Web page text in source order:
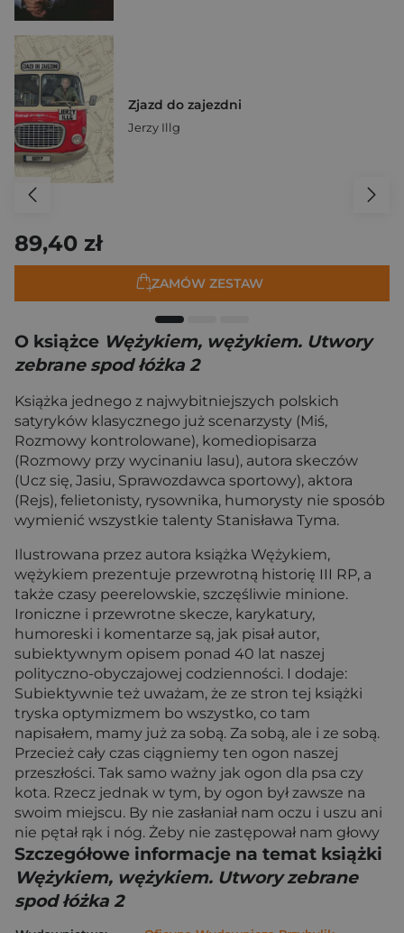
Zjazd do zajezdni
Jerzy Illg
89,40 zł
ZAMÓW ZESTAW
O książce Wężykiem, wężykiem. Utwory
zebrane spod łóżka 2
Książka jednego z najwybitniejszych polskich
satyryków klasycznego już scenarzysty (Miś,
Rozmowy kontrolowane), komediopisarza
(Rozmowy przy wycinaniu lasu), autora skeczów
(Ucz się, Jasiu, Sprawozdawca sportowy), aktora
(Rejs), felietonisty, rysownika, humorysty nie sposób
wymienić wszystkie talenty Stanisława Tyma.
Ilustrowana przez autora książka Wężykiem,
wężykiem prezentuje przewrotną historię III RP, a
także czasy peerelowskie, szczęśliwie minione.
Ironiczne i przewrotne skecze, karykatury,
humoreski i komentarze są, jak pisał autor,
subiektywnym opisem ponad 40 lat naszej
polityczno-obyczajowej codzienności. I dodaje:
Subiektywnie też uważam, że ze stron tej książki
tryska optymizmem bo wszystko, co tam
napisałem, mamy już za sobą. Za sobą, ale i ze sobą.
Przecież cały czas ciągniemy ten ogon naszej
przeszłości. Tak samo ważny jak ogon dla psa czy
kota. Rzecz jednak w tym, by ogon był zawsze na
swoim miejscu. By nie zasłaniał nam oczu i uszu ani
nie pętał rąk i nóg. Żeby nie zastępował nam głowy
Szczegółowe informacje na temat książki
Wężykiem, wężykiem. Utwory zebrane
spod łóżka 2